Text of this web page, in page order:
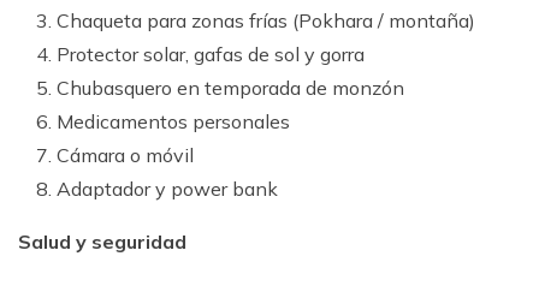
Chaqueta para zonas frías (Pokhara / montaña)
Protector solar, gafas de sol y gorra
Chubasquero en temporada de monzón
Medicamentos personales
Cámara o móvil
Adaptador y power bank
Salud y seguridad